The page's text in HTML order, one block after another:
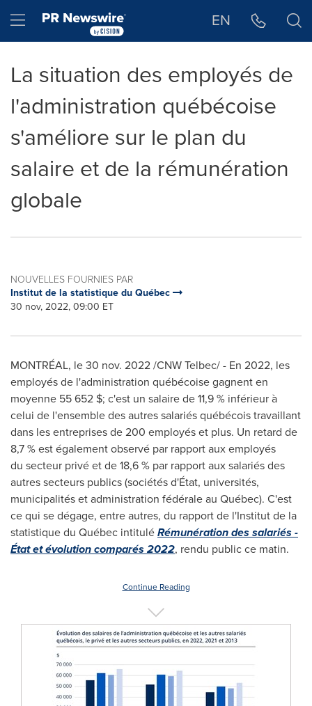
Hamburger menu EN
La situation des employés de
l'administration québécoise
s'améliore sur le plan du
salaire et de la rémunération
globale
NOUVELLES FOURNIES PAR
Institut de la statistique du Québec
30 nov, 2022, 09:00 ET
MONTRÉAL, le30 nov. 2022/CNW Telbec/ - En 2022, les
employés de l'administration québécoise gagnent en
moyenne 55 652 $; c'est un salaire de 11,9 % inférieur à
celui de l'ensemble des autres salariés québécois travaillant
dans les entreprises de 200 employés et plus. Un retard de
8,7 % est également observé par rapport aux employés
du secteur privé et de 18,6 % par rapport aux salariés des
autres secteurs publics (sociétés d'État, universités,
municipalités et administration fédérale au Québec). C'est
ce qui se dégage, entre autres, du rapport de l'Institut de la
statistique du Québec intituléRémunération des salariés -
État et évolution comparés 2022, rendu public ce matin.
Continue Reading